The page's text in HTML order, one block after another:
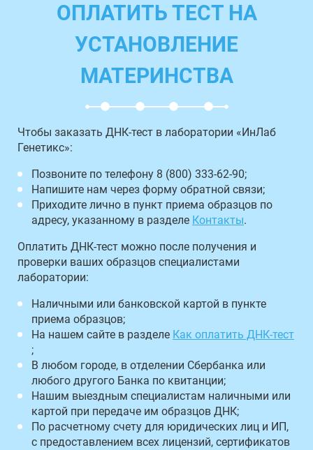
ОПЛАТИТЬ ТЕСТ НА
УСТАНОВЛЕНИЕ
МАТЕРИНСТВА
Чтобы заказать ДНК-тест в лаборатории «ИнЛаб
Генетикс»:
Позвоните по телефону 8 (800) 333-62-90;
Напишите нам через форму обратной связи;
Приходите лично в пункт приема образцов по
адресу, указанному в разделе Контакты.
Оплатить ДНК-тест можно после получения и
проверки ваших образцов специалистами
лаборатории:
Наличными или банковской картой в пункте
приема образцов;
На нашем сайте в разделе Как оплатить ДНК-тест
;
В любом городе, в отделении Сбербанка или
любого другого Банка по квитанции;
Нашим выездным специалистам наличными или
картой при передаче им образцов ДНК;
По расчетному счету для юридических лиц и ИП,
с предоставлением всех лицензий, сертификатов